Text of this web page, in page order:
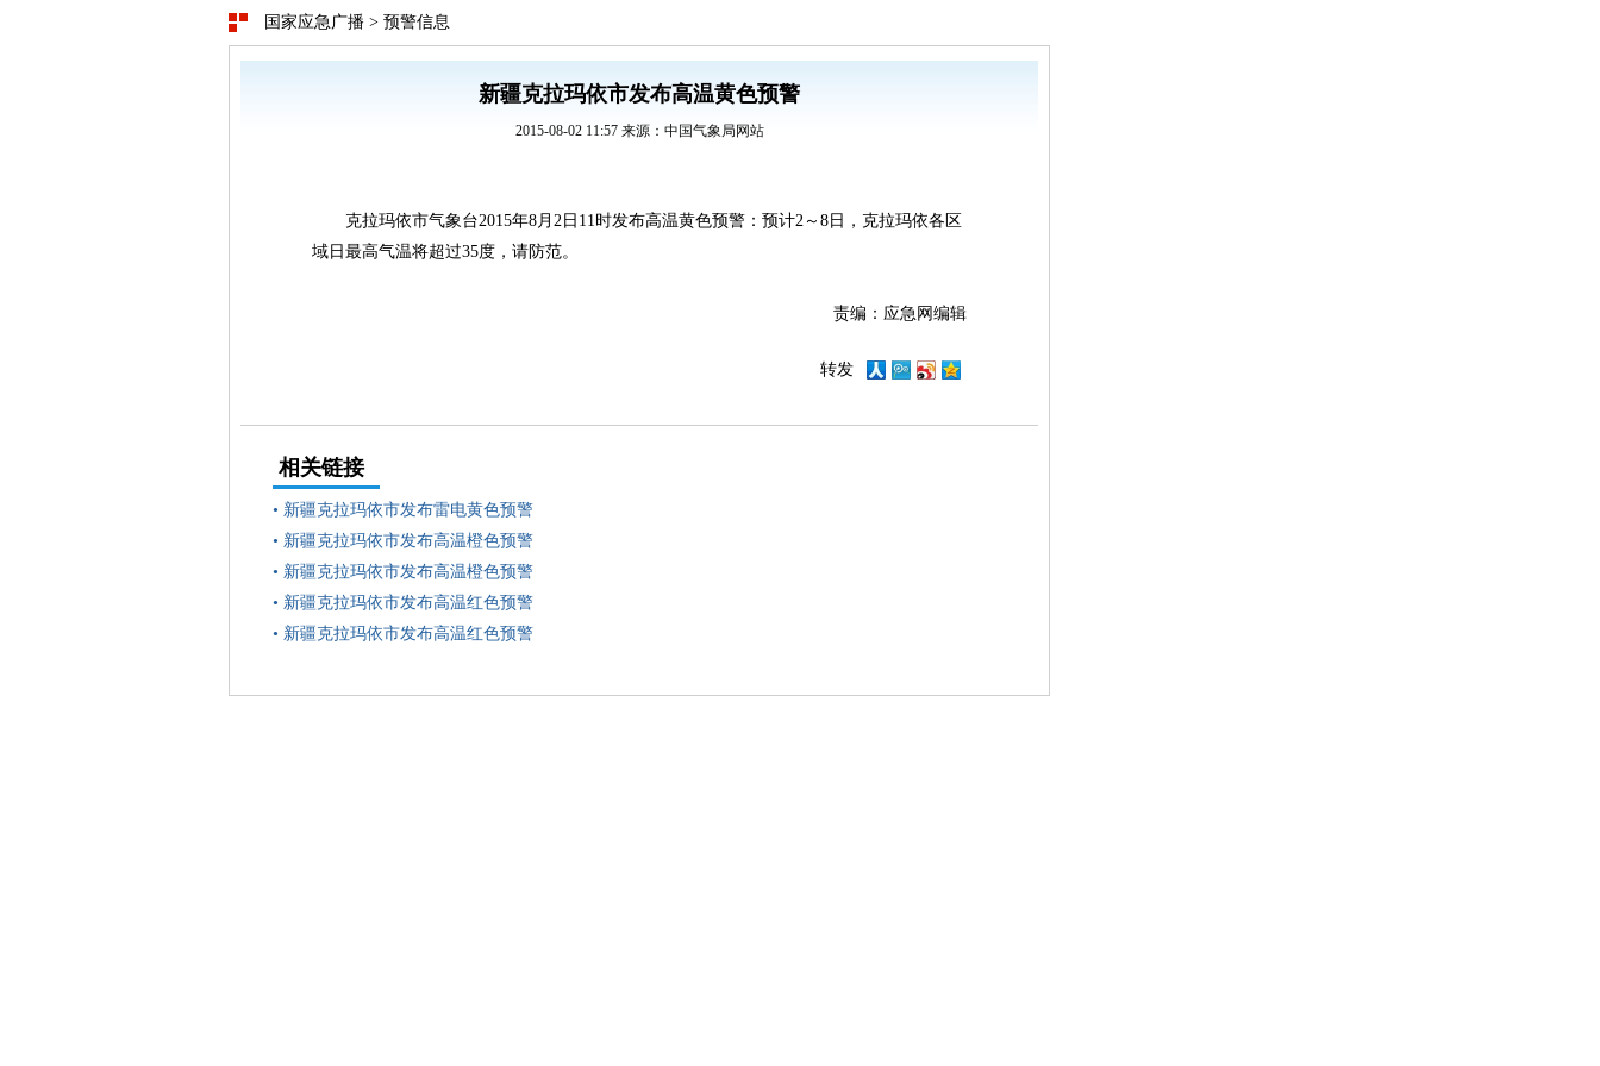
国家应急广播 > 预警信息
新疆克拉玛依市发布高温黄色预警
2015-08-02 11:57 来源：中国气象局网站
克拉玛依市气象台2015年8月2日11时发布高温黄色预警：预计2～8日，克拉玛依各区
域日最高气温将超过35度，请防范。
责编：应急网编辑
转发
相关链接
• 新疆克拉玛依市发布雷电黄色预警
• 新疆克拉玛依市发布高温橙色预警
• 新疆克拉玛依市发布高温橙色预警
• 新疆克拉玛依市发布高温红色预警
• 新疆克拉玛依市发布高温红色预警